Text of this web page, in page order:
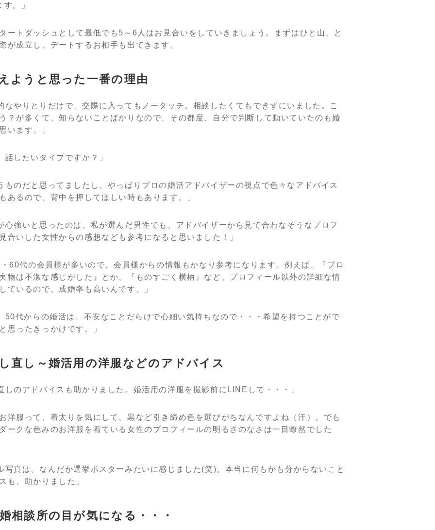
。」
ートダッシュとして最低でも5～6人はお見合いをしていきましょう。まずはひと山、と
が成立し、デートするお相手も出てきます。
ようと思った一番の理由
やりとりだけで、交際に入ってもノータッチ。相談したくてもできずにいました。こ
？が多くて、知らないことばかりなので、その都度、自分で判断して動いていたのも婚
います。」
したいタイプですか？」
のだと思ってましたし、やっぱりプロの婚活アドバイザーの視点で色々なアドバイス
あるので、背中を押してほしい時もあります。」
強いと思ったのは、私が選んだ男性でも、アドバイザーから見て合わなそうなプロフ
合いした女性からの感想なども参考になると思いました！」
60代の会員様が多いので、会員様からの情報もかなり参考になります。例えば、『プロ
物は不潔な感じがした』とか、『ものすごく横柄』など、プロフィール以外の詳細な情
ているので、成婚率も高いんです。」
50代からの婚活は、不安なことだらけで心細い気持ちなので・・・希望を持つことがで
思ったきっかけです。」
直し～婚活用の洋服などのアドバイス
のアドバイスも助かりました。婚活用の洋服を撮影前にLINEして・・・」
洋服って、着太りを気にして、黒など引き締め色を選びがちなんですよね（汗）。でも
ークな色みのお洋服を着ている女性のプロフィールの明るさのなさは一目瞭然でした
真は、なんだか選挙ポスターみたいに感じました(笑)。本当に何もかも分からないこと
も、助かりました」
相談所の目が気になる・・・